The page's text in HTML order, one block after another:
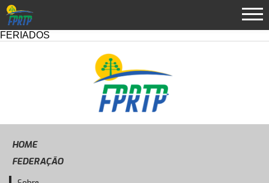
FERIADOS
HOME
FEDERAÇÃO